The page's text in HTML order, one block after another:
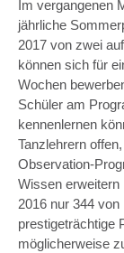
Im vergangenen
jährliche
2017 von zwei
können sich für
Wochen
Schüler am
kennenlernen
Tanzlehrern
Observation-
Wissen erweitern
2016 nur 344
prestigeträchtige
möglicherweise